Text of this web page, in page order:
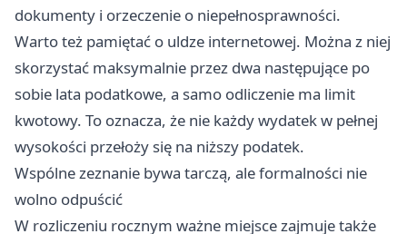
dokumenty i orzeczenie o niepełnosprawności.
Warto też pamiętać o uldze internetowej. Można z niej
skorzystać maksymalnie przez dwa następujące po
sobie lata podatkowe, a samo odliczenie ma limit
kwotowy. To oznacza, że nie każdy wydatek w pełnej
wysokości przełoży się na niższy podatek.
Wspólne zeznanie bywa tarczą, ale formalności nie
wolno odpuścić
W rozliczeniu rocznym ważne miejsce zajmuje także